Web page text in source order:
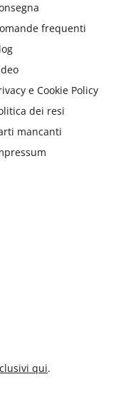
frequenti
e Cookie Policy
dei resi
mancanti
qui.